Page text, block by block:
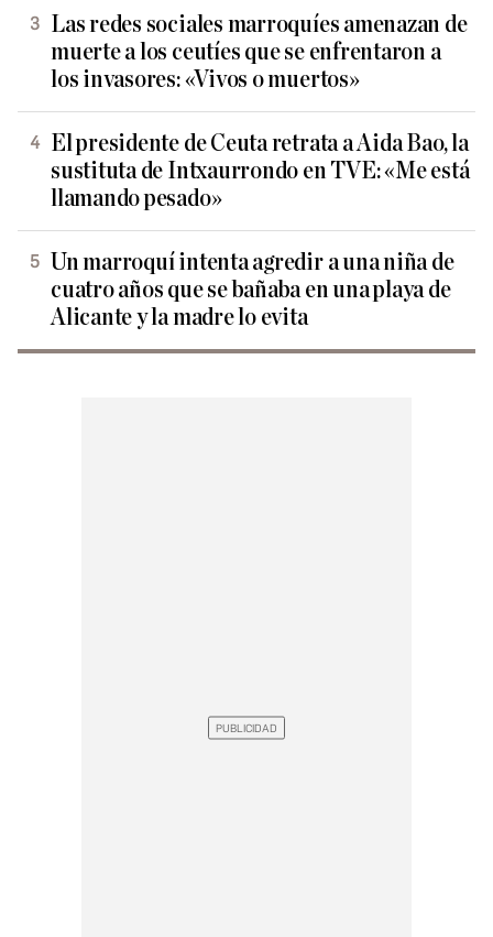
Las redes sociales marroquíes amenazan de
muerte a los ceutíes que se enfrentaron a
los invasores: «Vivos o muertos»
El presidente de Ceuta retrata a Aida Bao, la
sustituta de Intxaurrondo en TVE: «Me está
llamando pesado»
Un marroquí intenta agredir a una niña de
cuatro años que se bañaba en una playa de
Alicante y la madre lo evita